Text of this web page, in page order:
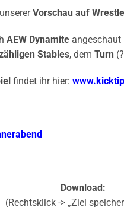
Vorschau auf
AEW Dynamite angeschaut
Stables, demTurn
findet ihr hier:
Download:
(Rechtsklick -> „Ziel